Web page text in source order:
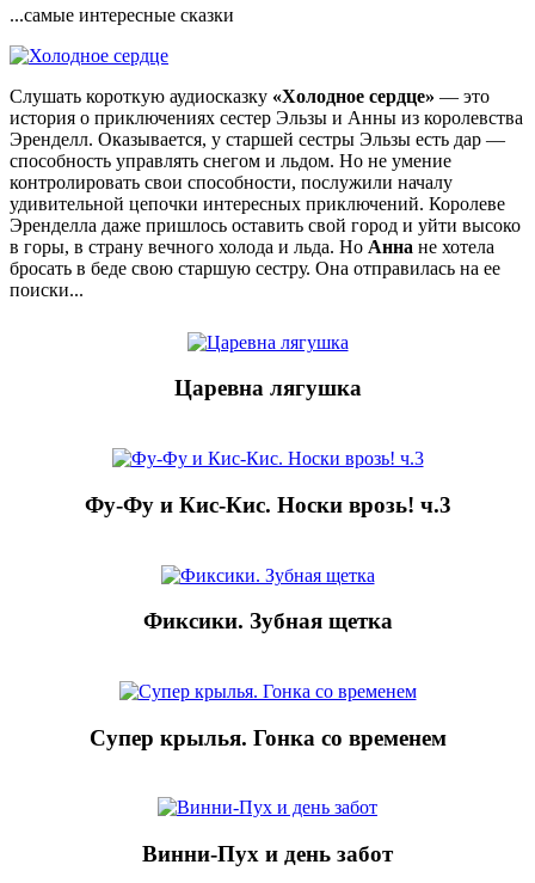
...самые интересные сказки
Слушать короткую аудиосказку «Холодное сердце» — это
история о приключениях сестер Эльзы и Анны из королевства
Эренделл. Оказывается, у старшей сестры Эльзы есть дар —
способность управлять снегом и льдом. Но не умение
контролировать свои способности, послужили началу
удивительной цепочки интересных приключений. Королеве
Эренделла даже пришлось оставить свой город и уйти высоко
в горы, в страну вечного холода и льда. Но Анна не хотела
бросать в беде свою старшую сестру. Она отправилась на ее
поиски...
Царевна лягушка
Фу-Фу и Кис-Кис. Носки врозь! ч.3
Фиксики. Зубная щетка
Супер крылья. Гонка со временем
Винни-Пух и день забот